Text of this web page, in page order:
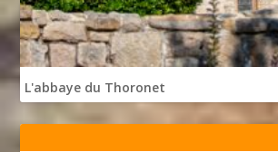
L'abbaye du Thoronet